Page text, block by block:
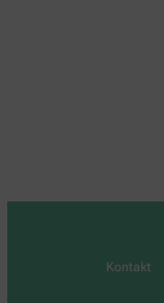
Kontakt